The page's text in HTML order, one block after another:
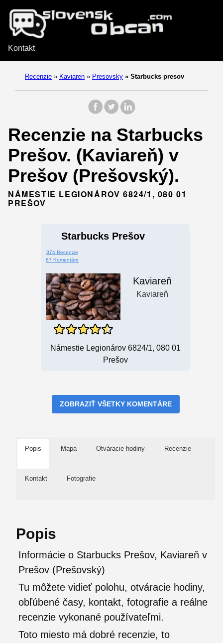
Kontakt
Recenzie » Kaviaren » Presovsky » Starbucks presov
Recenzie na Starbucks
Prešov. (Kaviareň) v
Prešov (Prešovský).
NÁMESTIE LEGIONÁROV 6824/1, 080 01
PREŠOV
Starbucks Prešov
374 Recenzie
87 Komentáre
Kaviareň
Kaviareň
Námestie Legionárov 6824/1, 080 01
Prešov
ZOBRAZIŤ VŠETKY KOMENTÁRE
Popis Mapa Otváracie hodiny Recenzie
Kontakt Fotografie
Popis
Informácie o Starbucks Prešov, Kaviareň v
Prešov (Prešovský)
Tu môžete vidieť polohu, otváracie hodiny,
obľúbené časy, kontakt, fotografie a reálne
recenzie vykonané používateľmi.
Toto miesto má dobré recenzie, to